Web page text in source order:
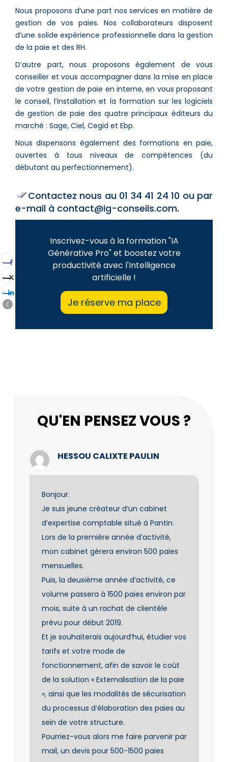
Nous proposons d’une part nos services en matière de
gestion de vos paies. Nos collaborateurs disposent
d’une solide expérience professionnelle dans la gestion
de la paie et des RH.
D’autre part, nous proposons également de vous
conseiller et vous accompagner dans la mise en place
de votre gestion de paie en interne, en vous proposant
le conseil, l’installation et la formation sur les logiciels
de gestion de paie des quatre principaux éditeurs du
marché : Sage, Ciel, Cegid et Ebp.
Nous dispensons également des formations en paie,
ouvertes à tous niveaux de compétences (du
débutant au perfectionnement).
Contactez nous au 01 34 41 24 10 ou par
e-mail à contact@ig-conseils.com.
Inscrivez-vous à la formation "IA
Générative Pro" et boostez votre
productivité avec l'Intelligence
artificielle !
Je réserve ma place
QU'EN PENSEZ VOUS ?
HESSOU CALIXTE PAULIN
Bonjour.
Je suis jeune créateur d’un cabinet
d’expertise comptable situé à Pantin.
Lors de la première année d’activité,
mon cabinet gèrera environ 500 paies
mensuelles.
Puis, la deuxième année d’activité, ce
volume passera à 1500 paies environ par
mois, suite à un rachat de clientèle
prévu pour début 2019.
Et je souhaiterais aujourd’hui, étudier vos
tarifs et votre mode de
fonctionnement, afin de savoir le coût
de la solution « Externalisation de la paie
», ainsi que les modalités de sécurisation
du processus d’élaboration des paies au
sein de votre structure.
Pourriez-vous alors me faire parvenir par
mail, un devis pour 500-1500 paies